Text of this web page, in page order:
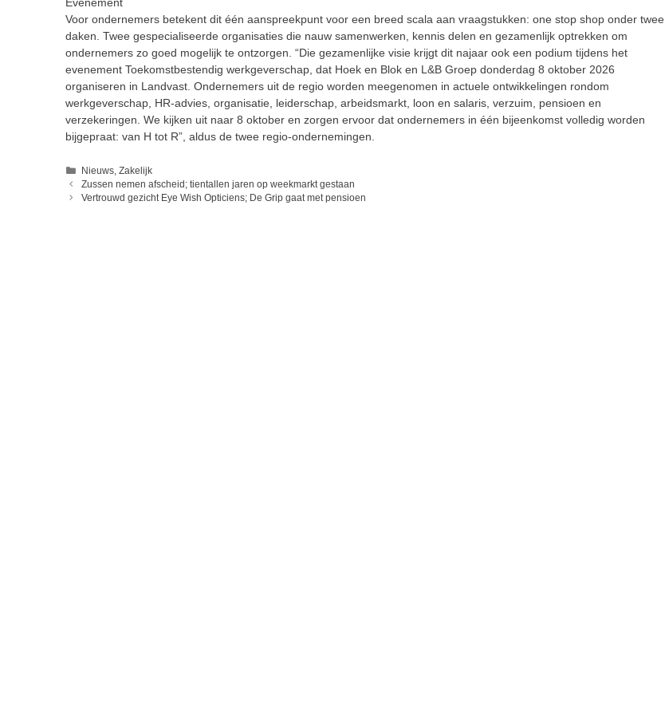
Voor ondernemers betekent dit één aanspreekpunt voor een breed scala aan vraagstukken: one stop shop onder twee
daken. Twee gespecialiseerde organisaties die nauw samenwerken, kennis delen en gezamenlijk optrekken om
ondernemers zo goed mogelijk te ontzorgen. “Die gezamenlijke visie krijgt dit najaar ook een podium tijdens het
evenement Toekomstbestendig werkgeverschap, dat Hoek en Blok en L&B Groep donderdag 8 oktober 2026
organiseren in Landvast. Ondernemers uit de regio worden meegenomen in actuele ontwikkelingen rondom
werkgeverschap, HR-advies, organisatie, leiderschap, arbeidsmarkt, loon en salaris, verzuim, pensioen en
verzekeringen. We kijken uit naar 8 oktober en zorgen ervoor dat ondernemers in één bijeenkomst volledig worden
bijgepraat: van H tot R”, aldus de twee regio-ondernemingen.
Categorieën
Nieuws ,Zakelijk
Zussen nemen afscheid; tientallen jaren op weekmarkt gestaan
Vertrouwd gezicht Eye Wish Opticiens; De Grip gaat met pensioen